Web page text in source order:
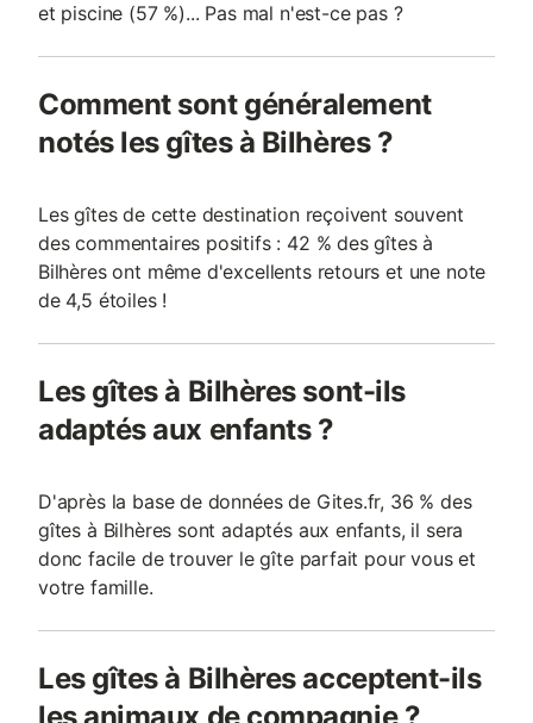
et piscine (57 %)... Pas mal n'est-ce pas ?
Comment sont généralement
notés les gîtes à Bilhères ?
Les gîtes de cette destination reçoivent souvent
des commentaires positifs : 42 % des gîtes à
Bilhères ont même d'excellents retours et une note
de 4,5 étoiles !
Les gîtes à Bilhères sont-ils
adaptés aux enfants ?
D'après la base de données de Gites.fr, 36 % des
gîtes à Bilhères sont adaptés aux enfants, il sera
donc facile de trouver le gîte parfait pour vous et
votre famille.
Les gîtes à Bilhères acceptent-ils